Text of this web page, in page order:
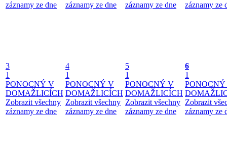
záznamy ze dne
záznamy ze dne
záznamy ze dne
záznamy ze
3
1
PONOCNÝ V
DOMAŽLICÍCH
Zobrazit všechny
záznamy ze dne
4
1
PONOCNÝ V
DOMAŽLICÍCH
Zobrazit všechny
záznamy ze dne
5
1
PONOCNÝ V
DOMAŽLICÍCH
Zobrazit všechny
záznamy ze dne
6
1
Zobrazit
záznamy ze